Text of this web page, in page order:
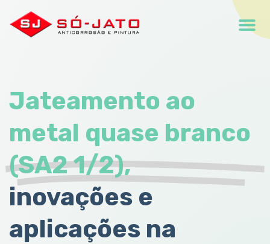
Jateamento ao
metal quase branco
(SA2 1/2),
inovações e
aplicações na